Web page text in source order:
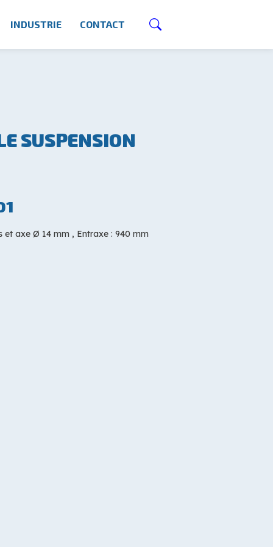
INDUSTRIE CONTACT
SUSPENSION
et axe Ø 14 mm , Entraxe : 940 mm